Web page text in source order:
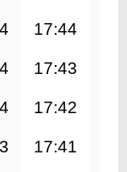
17:44
17:43
17:42
17:41